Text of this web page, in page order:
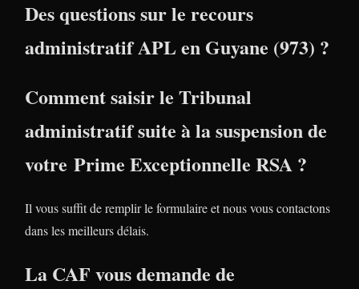
Des questions sur le recours
administratif APL en Guyane (973) ?
Comment saisir le Tribunal
administratif suite à la suspension de
votre Prime Exceptionnelle RSA ?
Il vous suffit de remplir le formulaire et nous vous contactons
dans les meilleurs délais.
La CAF vous demande de